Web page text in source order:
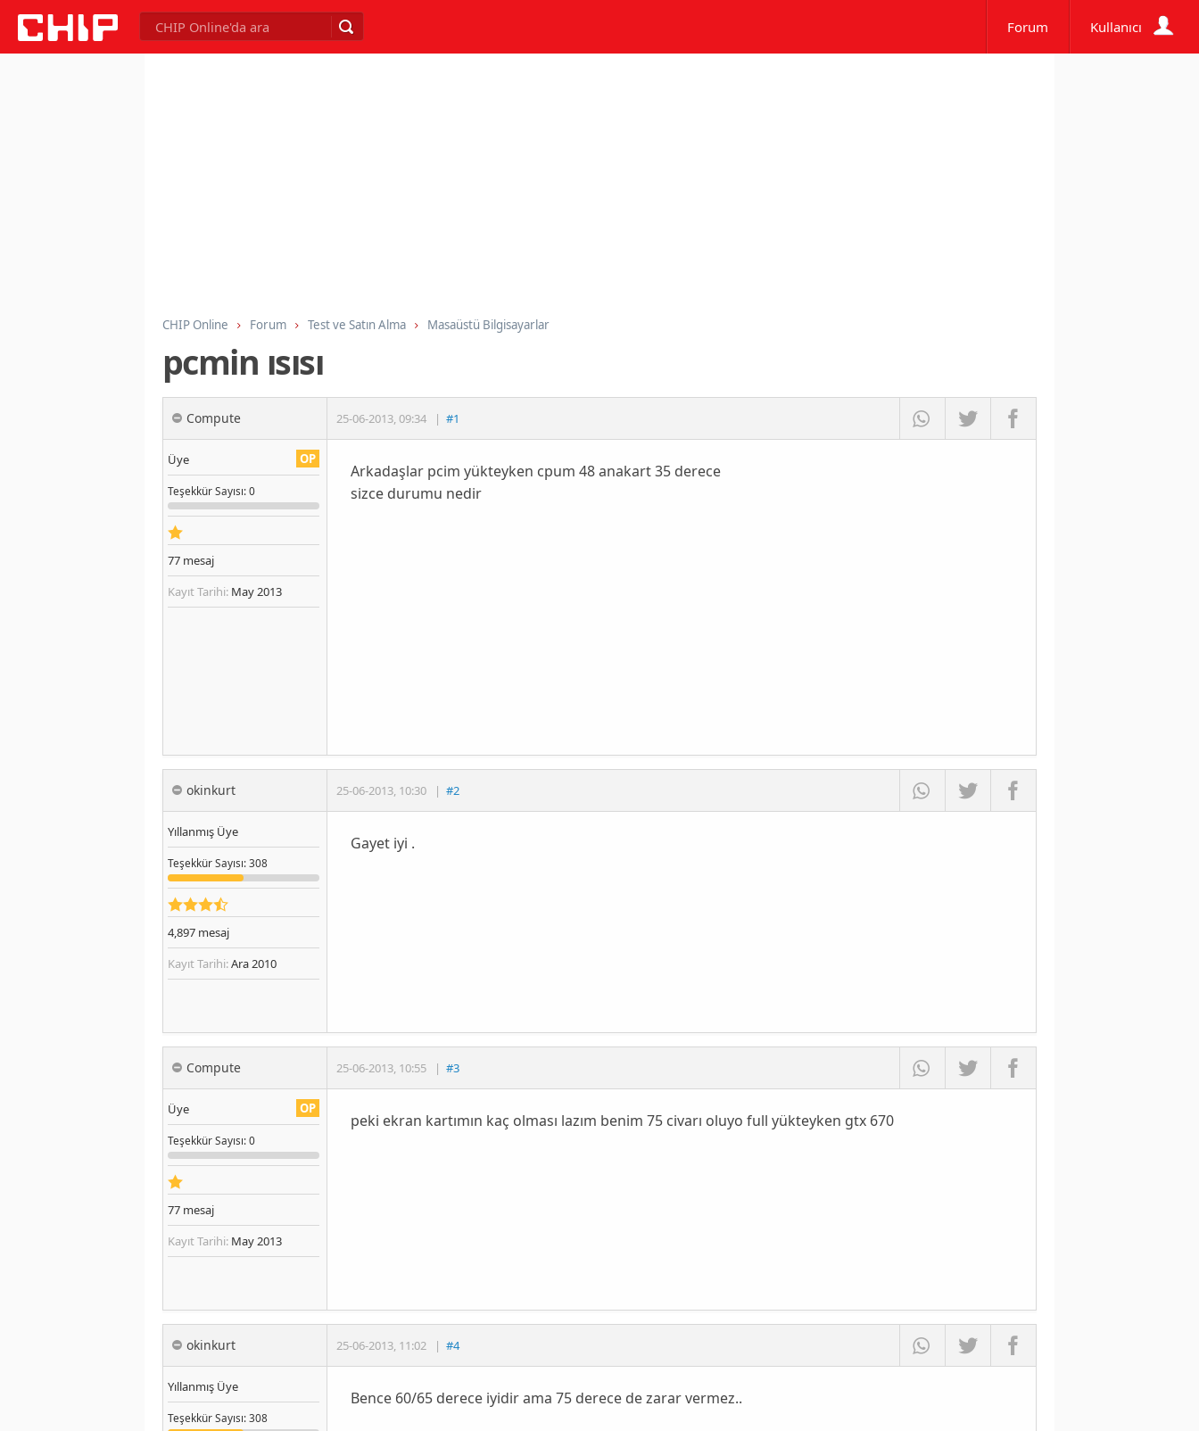
Forum Kullanıcı
CHIP Online Forum Test ve Satın Alma Masaüstü Bilgisayarlar
pcmin ısısı
Compute 25-06-2013,09:34 | #1
OP
Üye
TeşekkürSayısı: 0
77 mesaj
Kayıt Tarihi: May 2013
Arkadaşlar pcim yükteyken cpum 48 anakart 35 derece
sizce durumu nedir
okinkurt 25-06-2013, 10:30 | #2
Yıllanmış Üye
TeşekkürSayısı: 308
4,897 mesaj
Kayıt Tarihi:Ara 2010
Gayet iyi .
Compute 25-06-2013, 10:55 | #3
OP
Üye
TeşekkürSayısı: 0
77 mesaj
Kayıt Tarihi: May 2013
peki ekran kartımın kaç olması lazım benim 75 civarı oluyo full yükteyken gtx 670
okinkurt 25-06-2013, 11:02 | #4
Yıllanmış Üye
TeşekkürSayısı: 308
Bence 60/65 derece iyidir ama 75 derece de zarar vermez..